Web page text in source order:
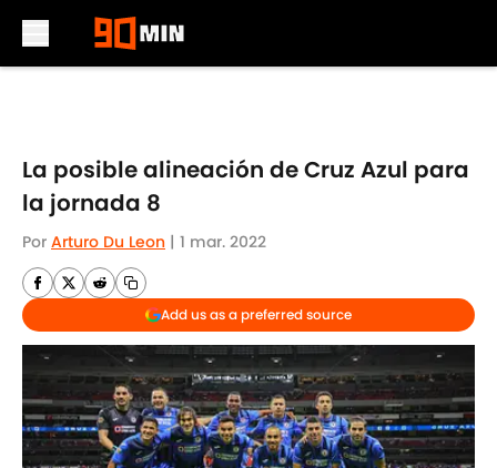
La posible alineación de Cruz Azul para
la jornada 8
Por Arturo Du Leon | 1 mar. 2022
Add us as a preferred source